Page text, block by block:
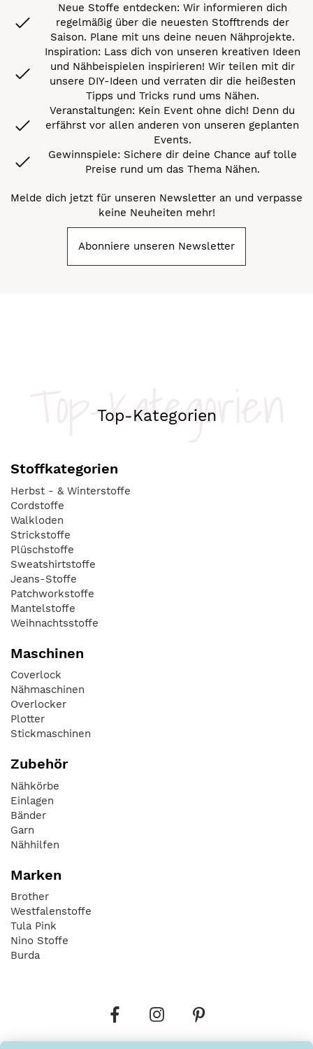
Neue Stoffe entdecken: Wir informieren dich
regelmäßig über die neuesten Stofftrends der
Saison. Plane mit uns deine neuen Nähprojekte.
Inspiration: Lass dich von unseren kreativen Ideen
und Nähbeispielen inspirieren! Wir teilen mit dir
unsere DIY-Ideen und verraten dir die heißesten
Tipps und Tricks rund ums Nähen.
Veranstaltungen: Kein Event ohne dich! Denn du
erfährst vor allen anderen von unseren geplanten
Events.
Gewinnspiele: Sichere dir deine Chance auf tolle
Preise rund um das Thema Nähen.
Melde dich jetzt für unseren Newsletter an und verpasse
keine Neuheiten mehr!
Abonniere unseren Newsletter
Top-Kategorien
Top-Kategorien
Stoffkategorien
Herbst - & Winterstoffe
Cordstoffe
Walkloden
Strickstoffe
Plüschstoffe
Sweatshirtstoffe
Jeans-Stoffe
Patchworkstoffe
Mantelstoffe
Weihnachtsstoffe
Maschinen
Coverlock
Nähmaschinen
Overlocker
Plotter
Stickmaschinen
Zubehör
Nähkörbe
Einlagen
Bänder
Garn
Nähhilfen
Marken
Brother
Westfalenstoffe
Tula Pink
Nino Stoffe
Burda